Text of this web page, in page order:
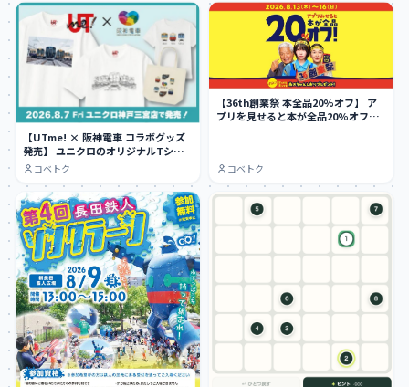
【UTme! × 阪神電車 コラボグッズ
発売】 ユニクロのオリジナルTシャ
ツ作…
コベトク
【36th創業祭 本全品20%オフ】 ア
プリを見せると本が全品20%オフ
コベトク